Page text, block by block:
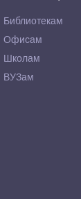
Библиотекам
Офисам
Школам
ВУЗам